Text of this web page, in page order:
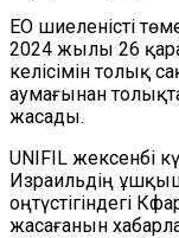
ЕО шиеленісті
2024 жылы 26
келісімін толық
аумағынан
жасады.
UNIFIL жексенбі
Израильдің
оңтүстігіндегі
жасағанын